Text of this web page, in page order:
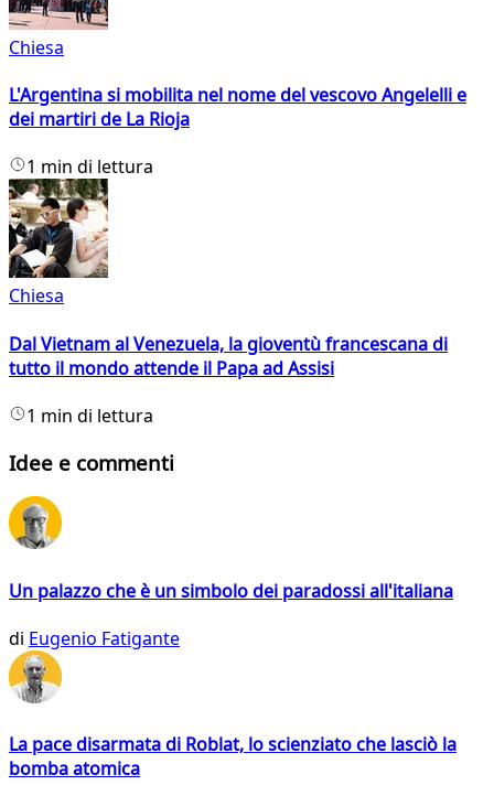
Chiesa
L'Argentina si mobilita nel nome del vescovo Angelelli e
dei martiri de La Rioja
1 min di lettura
Chiesa
Dal Vietnam al Venezuela, la gioventù francescana di
tutto il mondo attende il Papa ad Assisi
1 min di lettura
Idee e commenti
Un palazzo che è un simbolo dei paradossi all'italiana
di Eugenio Fatigante
La pace disarmata di Roblat, lo scienziato che lasciò la
bomba atomica